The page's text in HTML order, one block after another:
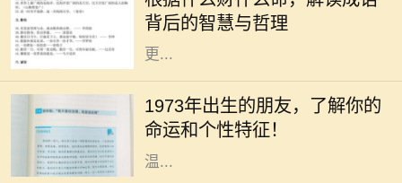
背后的智慧与哲理
慧。“根据什么财什么命”这一说法，
启示我们通过对成语的解读，能够
更...
1973年出生的朋友，了解你的
命运和个性特征！
你是否曾经好奇过，1973年出生的人
究竟有着怎样的命运与个性？在中国
传统命理学中，1973年属于水兔年。
水兔既象征着灵动与智慧，又代表着
温...
人生如梦，命运似水，每个人的生辰